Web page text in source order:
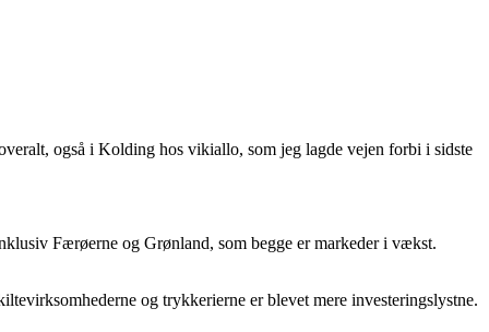
også i Kolding hos vikiallo, som jeg lagde vejen forbi i sidste
Færøerne og Grønland, som begge er markeder i vækst.
og trykkerierne er blevet mere investeringslystne.